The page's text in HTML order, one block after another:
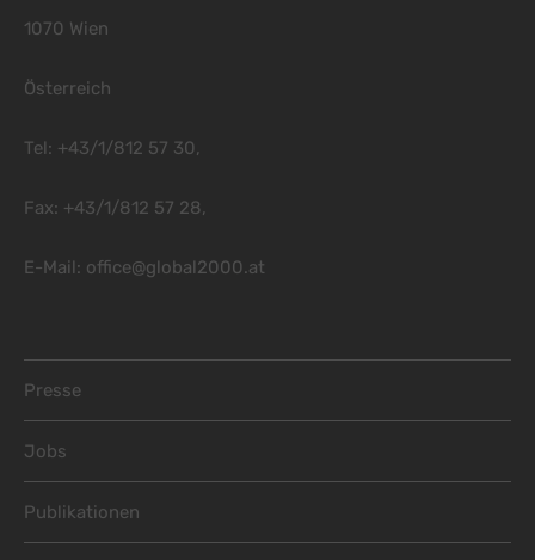
1070 Wien
Österreich
Tel: +43/1/812 57 30,
Fax: +43/1/812 57 28,
E-Mail: office@global2000.at
Presse
Jobs
Publikationen